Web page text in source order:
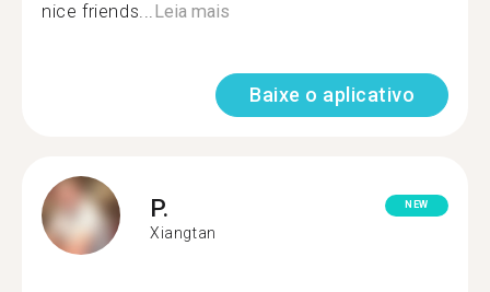
nice friends...Leia mais
Baixe o aplicativo
P.
Xiangtan
NEW